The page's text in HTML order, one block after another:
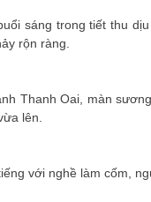
sáng trong tiết thu
rộn ràng.
Thanh Oai, màn
lên.
với nghề làm cốm,